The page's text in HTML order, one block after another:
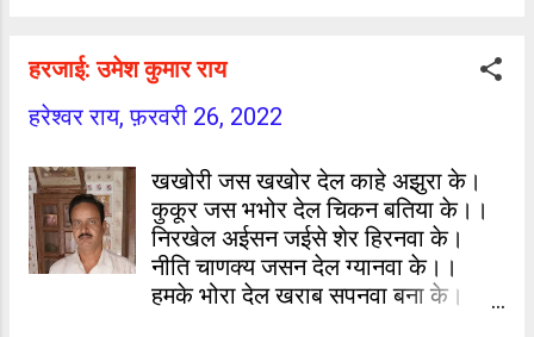
हरजाई: उमेश कुमार राय
हरेश्वर राय,फ़रवरी 26, 2022
खखोरी जस खखोर देल काहे अझुरा के।
कुकूर जस भभोर देल चिकन बतिया के।।
निरखेल अईसन जईसे शेर हिरनवा के।
नीति चाणक्य जसन देल ग्यानवा के।।
हमके भोरा देल खराब सपनवा बना के।